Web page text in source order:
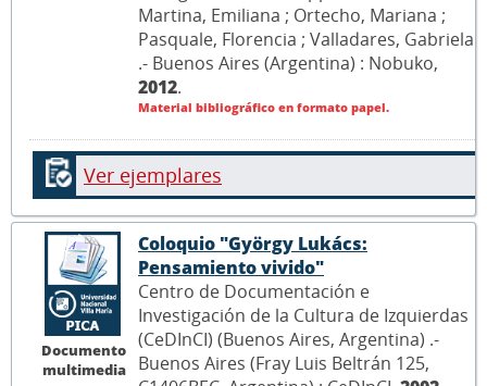
Martina, Emiliana ; Ortecho, Mariana ;
Pasquale, Florencia ; Valladares, Gabriela
.- Buenos Aires (Argentina) : Nobuko,
2012.
Material bibliográfico en formato papel.
Ver ejemplares
Documento
multimedia
Coloquio "György Lukács:
Pensamiento vivido"
Centro de Documentación e
Investigación de la Cultura de Izquierdas
(CeDInCI) (Buenos Aires, Argentina) .-
Buenos Aires (Fray Luis Beltrán 125,